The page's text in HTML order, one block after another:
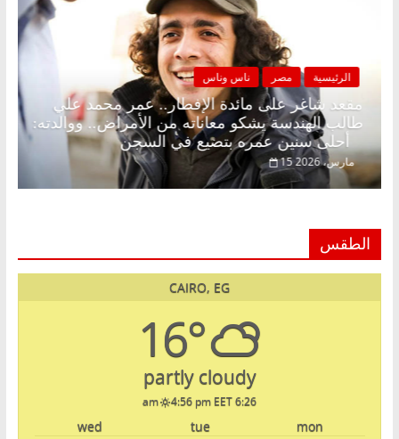
الرئيسية مصر ناس وناس
مقعد شاغر على مائدة الإفطار.. عمر محمد علي
طالب الهندسة يشكو معاناته من الأمراض.. ووالدته:
أحلى سنين عمره بتضيع في السجن
15 مارس، 2026
الطقس
CAIRO, EG
16°
partly cloudy
6:26 am
4:56 pm EET
mon
tue
wed